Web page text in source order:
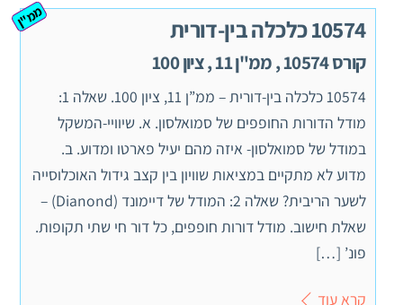
10574 כלכלה בין-דורית
קורס 10574 , ממ"ן 11 , ציון 100
ממ"ן
10574 כלכלה בין-דורית – ממ”ן 11, ציון 100. שאלה 1:
מודל הדורות החופפים של סמואלסון. א. שיוויי-המשקל
במודל של סמואלסון- איזה מהם יעיל פארטו ומדוע. ב.
מדוע לא מתקיים במציאות שוויון בין קצב גידול האוכלוסייה
לשער הריבית? שאלה 2: המודל של דיימונד (Dianond) –
שאלת חישוב. מודל דורות חופפים, כל דור חי שתי תקופות.
פונ’ […]
קרא עוד